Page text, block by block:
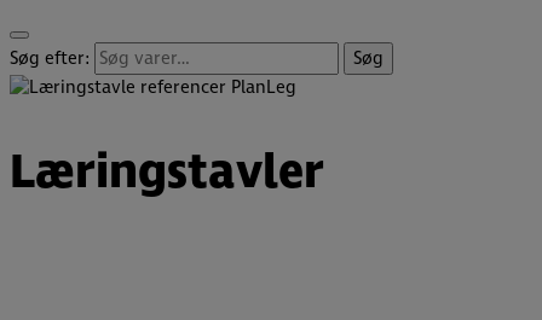
Søg efter: Søg
Læringstavler